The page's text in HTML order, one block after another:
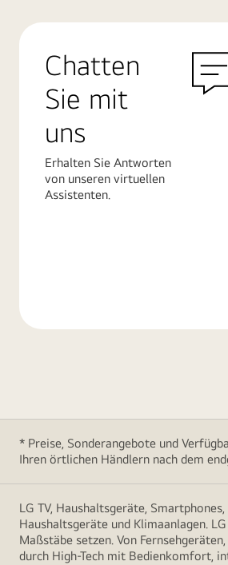
Chatten
Sie mit
uns
Erhalten Sie Antworten
von unseren virtuellen
Assistenten.
* Preise, Sonderangebote und
Ihren örtlichen Händlern nach dem
LG TV, Haushaltsgeräte,
Haushaltsgeräte und Klimaanlagen.
Maßstäbe setzen. Von
durch High-Tech mit Bedienkomfort,